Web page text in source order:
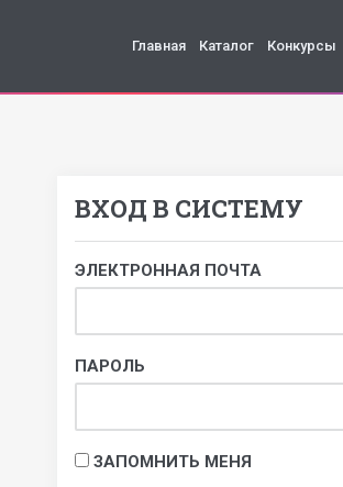
Главная Каталог Конкурсы
ВХОД В СИСТЕМУ
ЭЛЕКТРОННАЯ ПОЧТА
ПАРОЛЬ
ЗАПОМНИТЬ МЕНЯ